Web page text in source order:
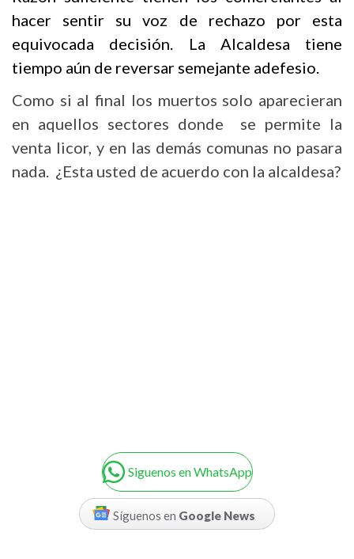
hacer sentir su voz de rechazo por esta
equivocada decisión. La Alcaldesa tiene
tiempo aún de reversar semejante adefesio.
Como si al final los muertos solo aparecieran
en aquellos sectores donde se permite la
venta licor, y en las demás comunas no pasara
nada. ¿Esta usted de acuerdo con la alcaldesa?
Siguenos en WhatsApp
Síguenos en Google News